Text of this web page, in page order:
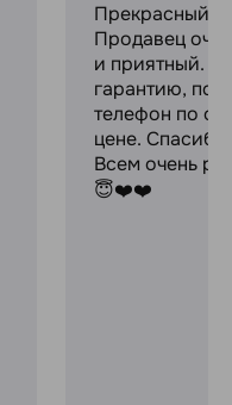
Прекрасный
Продавец
и приятный.
гарантию,
телефон по
цене.
Всем очень
😇❤️❤️